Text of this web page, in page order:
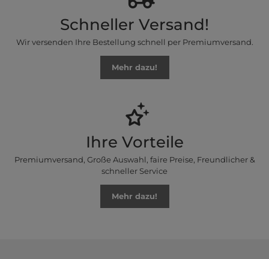
Schneller Versand!
Wir versenden Ihre Bestellung schnell per Premiumversand.
Mehr dazu!
Ihre Vorteile
Premiumversand, Große Auswahl, faire Preise, Freundlicher &
schneller Service
Mehr dazu!